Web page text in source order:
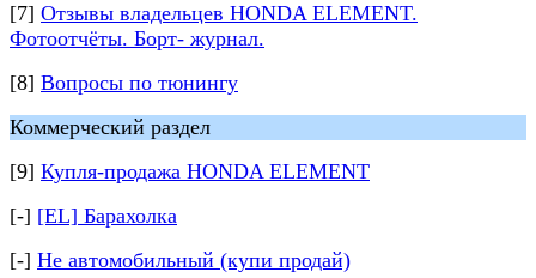
[7] Отзывы владельцев HONDA ELEMENT.
Фотоотчёты. Борт- журнал.
[8] Вопросы по тюнингу
Коммерческий раздел
[9] Купля-продажа HONDA ELEMENT
[-] [EL] Барахолка
[-] Не автомобильный (купи продай)